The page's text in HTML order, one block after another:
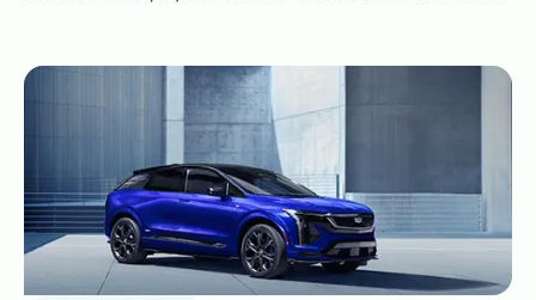
y mucha tecnología, pero hay una omisión evidente.